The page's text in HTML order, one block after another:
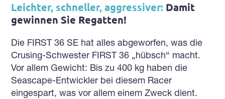
YACHT
Leichter, schneller, aggressiver: Damit
gewinnen Sie Regatten!
Die FIRST 36 SE hat alles abgeworfen, was die
Crusing-Schwester FIRST 36 „hübsch“ macht.
Vor allem Gewicht: Bis zu 400 kg haben die
Seascape-Entwickler bei diesem Racer
eingespart, was vor allem einem Zweck dient.